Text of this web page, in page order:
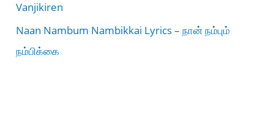
Vanjikiren
Naan Nambum Nambikkai Lyrics – நான் நம்பும்
நம்பிக்கை